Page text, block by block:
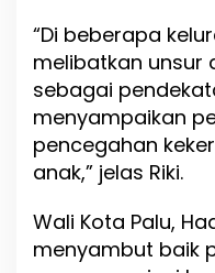
“Di beberapa
melibatkan unsur
sebagai
menyampaikan
pencegahan
anak,” jelas Riki.
Wali Kota Palu,
menyambut baik